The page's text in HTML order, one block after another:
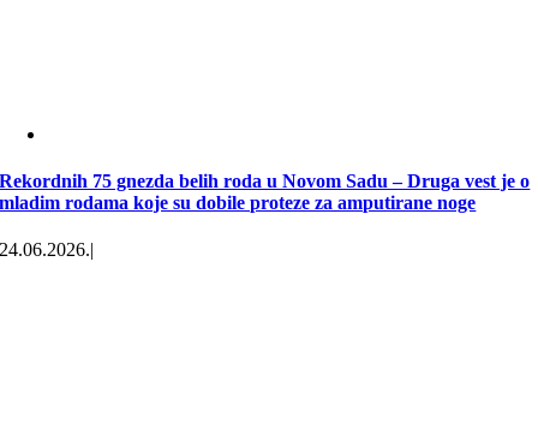
Rekordnih 75 gnezda belih roda u Novom Sadu – Druga vest je o
mladim rodama koje su dobile proteze za amputirane noge
24.06.2026.|